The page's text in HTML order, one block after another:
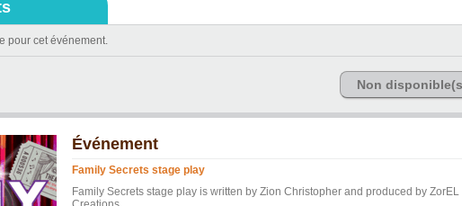
pour cet événement.
Non
Événement
Family Secrets stage play
Family Secrets stage play is written by Zion Christopher and produced by ZorEL